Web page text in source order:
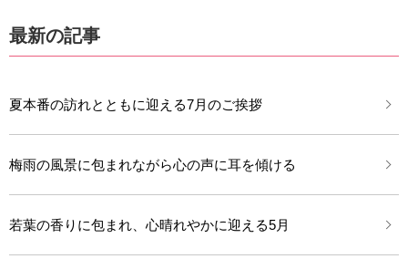
最新の記事
夏本番の訪れとともに迎える7月のご挨拶
梅雨の風景に包まれながら心の声に耳を傾ける
若葉の香りに包まれ、心晴れやかに迎える5月